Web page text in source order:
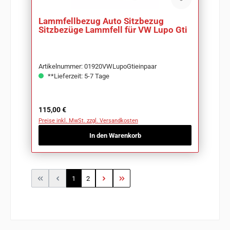
Lammfellbezug Auto Sitzbezug
Sitzbezüge Lammfell für VW Lupo Gti
Artikelnummer: 01920VWLupoGtieinpaar
**Lieferzeit: 5-7 Tage
Regulärer Preis:
115,00 €
Preise inkl. MwSt. zzgl. Versandkosten
In den Warenkorb
Seite
1 Seite
2